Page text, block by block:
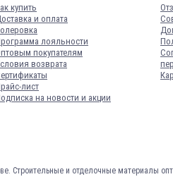
купить
и оплата
лояльности
покупателям
возврата
лист
на новости и акции
Строительные и отделочные материалы